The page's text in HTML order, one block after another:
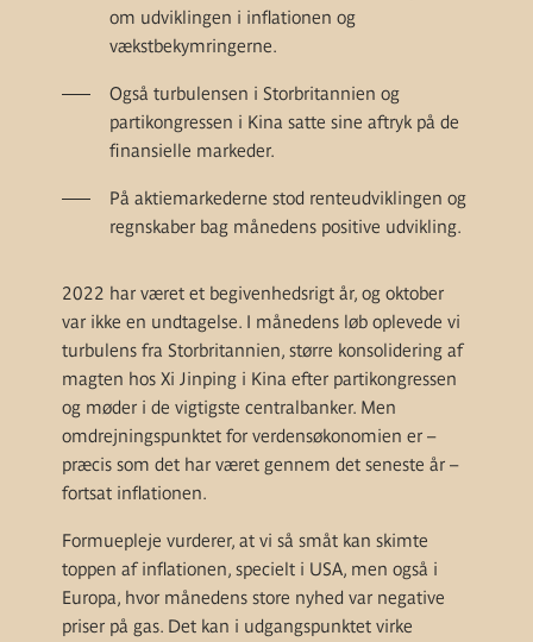
om udviklingen i inflationen og
vækstbekymringerne.
Også turbulensen i Storbritannien og
partikongressen i Kina satte sine aftryk på de
finansielle markeder.
På aktiemarkederne stod renteudviklingen og
regnskaber bag månedens positive udvikling.
2022 har været et begivenhedsrigt år, og oktober
var ikke en undtagelse. I månedens løb oplevede vi
turbulens fra Storbritannien, større konsolidering af
magten hos Xi Jinping i Kina efter partikongressen
og møder i de vigtigste centralbanker. Men
omdrejningspunktet for verdensøkonomien er –
præcis som det har været gennem det seneste år –
fortsat inflationen.
Formuepleje vurderer, at vi så småt kan skimte
toppen af inflationen, specielt i USA, men også i
Europa, hvor månedens store nyhed var negative
priser på gas. Det kan i udgangspunktet virke